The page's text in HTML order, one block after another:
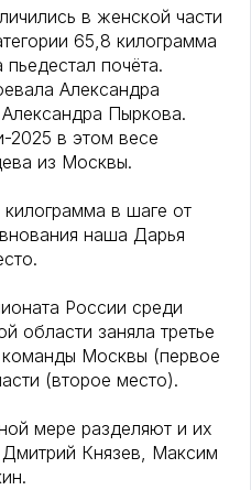
в женской части
65,8 килограмма
почёта.
Александра
Пыркова.
2025 в этом весе
из Москвы.
в шаге от
наша Дарья
России среди
области заняла третье
Москвы (первое
(второе место).
мере разделяют и их
Князев, Максим